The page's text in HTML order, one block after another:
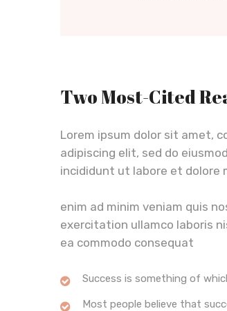
Two Most-Cited
Lorem ipsum dolor sit amet,
adipiscing elit, sed do
incididunt ut labore et dolore
enim ad minim veniam quis
exercitation ullamco laboris
ea commodo consequat
Success is something of
Most people believe that